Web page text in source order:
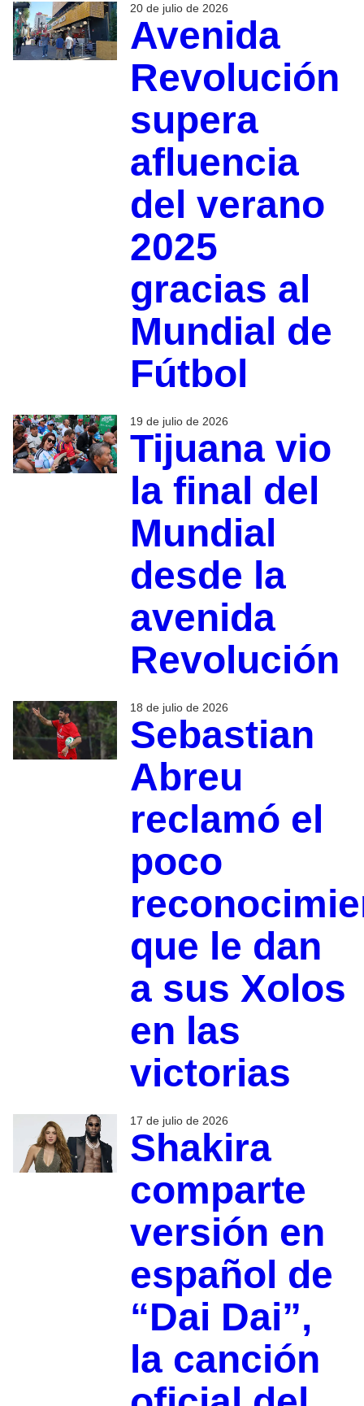
20 de julio de 2026
Avenida
Revolución
supera
afluencia
del verano
2025
gracias al
Mundial de
Fútbol
19 de julio de 2026
Tijuana vio
la final del
Mundial
desde la
avenida
Revolución
18 de julio de 2026
Sebastian
Abreu
reclamó el
poco
que le dan
a sus Xolos
en las
victorias
17 de julio de 2026
Shakira
comparte
versión en
español de
“Dai Dai”,
la canción